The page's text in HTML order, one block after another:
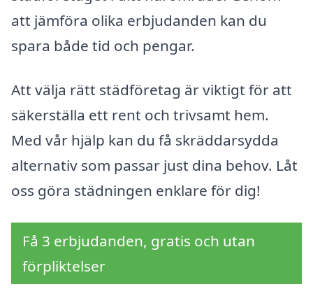
att jämföra olika erbjudanden kan du
spara både tid och pengar.
Att välja rätt städföretag är viktigt för att
säkerställa ett rent och trivsamt hem.
Med vår hjälp kan du få skräddarsydda
alternativ som passar just dina behov. Låt
oss göra städningen enklare för dig!
Få 3 erbjudanden, gratis och utan
förpliktelser